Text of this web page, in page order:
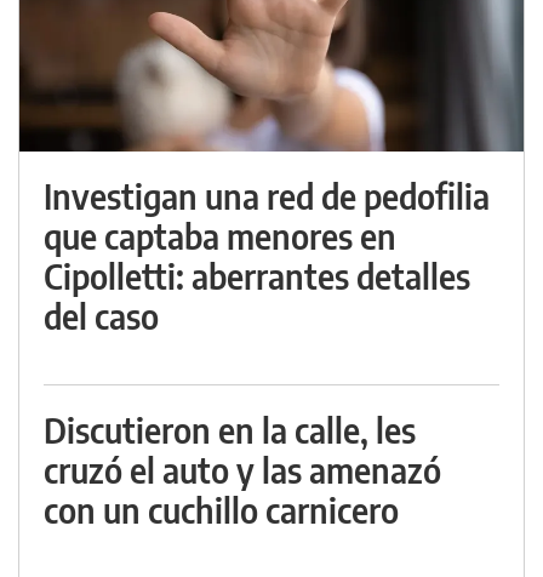
Investigan una red de pedofilia
que captaba menores en
Cipolletti: aberrantes detalles
del caso
Discutieron en la calle, les
cruzó el auto y las amenazó
con un cuchillo carnicero